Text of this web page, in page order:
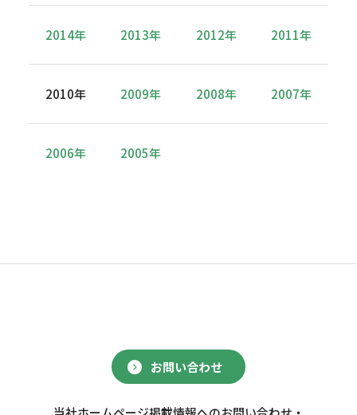
2014年 2013年 2012年 2011年
2010年 2009年 2008年 2007年
2006年 2005年
お問い合わせ